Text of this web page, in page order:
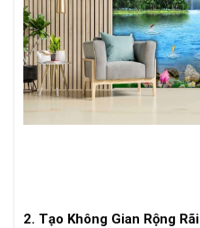
2. Tạo Không Gian Rộng Rãi